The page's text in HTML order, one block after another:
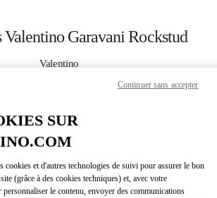
Valentino Garavani Rockstud
Valentino
APPELLE MAINTENANT
DES DIRECTIONSLINK
SUR
cookies et d'autres technologies de suivi pour assurer le bon
(grâce à des cookies techniques) et, avec votre
personnaliser le contenu, envoyer des communications
Continuer sans accepter